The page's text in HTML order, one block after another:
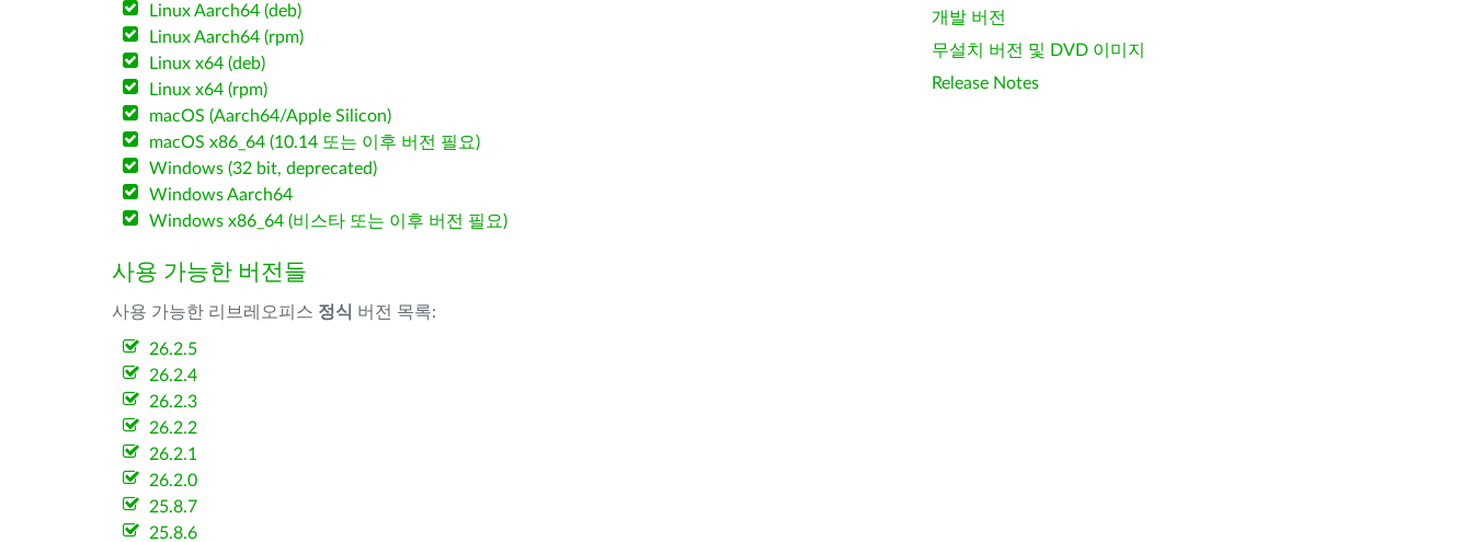
Linux Aarch64 (deb)
Linux Aarch64 (rpm)
Linux x64 (deb)
Linux x64 (rpm)
macOS (Aarch64/Apple Silicon)
macOS x86_64 (10.14 또는 이후 버전 필요)
Windows (32 bit, deprecated)
Windows Aarch64
Windows x86_64 (비스타 또는 이후 버전 필요)
사용 가능한 버전들
사용 가능한 리브레오피스 정식 버전 목록:
26.2.5
26.2.4
26.2.3
26.2.2
26.2.1
26.2.0
25.8.7
25.8.6
개발 버전
무설치 버전 및 DVD 이미지
Release Notes